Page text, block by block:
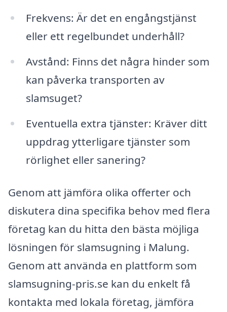
Frekvens: Är det en engångstjänst
eller ett regelbundet underhåll?
Avstånd: Finns det några hinder som
kan påverka transporten av
slamsuget?
Eventuella extra tjänster: Kräver ditt
uppdrag ytterligare tjänster som
rörlighet eller sanering?
Genom att jämföra olika offerter och
diskutera dina specifika behov med flera
företag kan du hitta den bästa möjliga
lösningen för slamsugning i Malung.
Genom att använda en plattform som
slamsugning-pris.se kan du enkelt få
kontakta med lokala företag, jämföra